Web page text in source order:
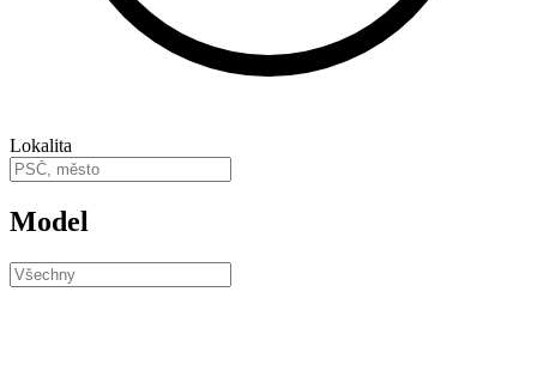
Lokalita
Model